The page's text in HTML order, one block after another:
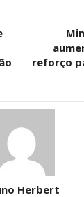
reforço
Herbert